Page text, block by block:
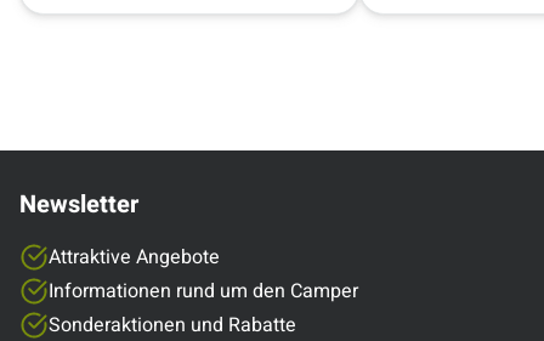
haben – wir sind
Newsletter
Attraktive Angebote
Informationen rund um den Camper
Sonderaktionen und Rabatte